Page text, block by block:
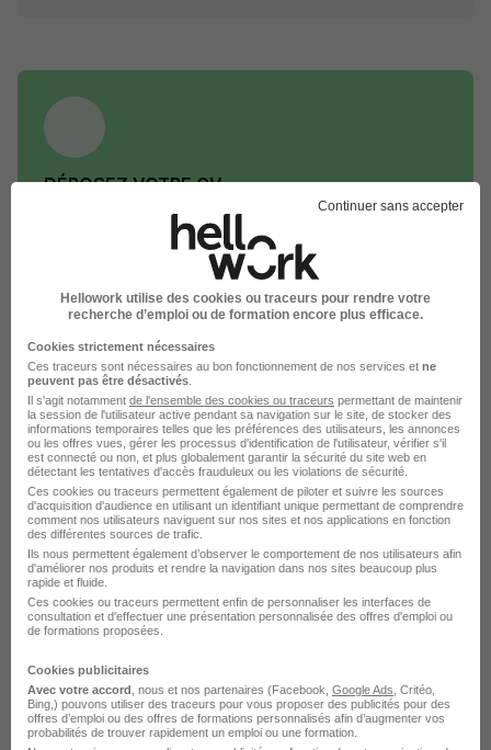
DÉPOSEZ VOTRE CV
Rendez votre CV accessible à l’ensemble des
recruteurs de la CVthèque Hellowork.
Rendre mon CV visible
Azaé recrute autour de Orchies
Azaé Croix
Azaé Douai
Azaé Dunkerque
Azaé Lille
Azaé Marcq-en-Barœul
Azaé Mons-en-Barœul
Voir plus
Continuer sans accepter
Hellowork utilise des cookies ou traceurs pour rendre votre
recherche d’emploi ou de formation encore plus efficace.
Cookies strictement nécessaires
Ces traceurs sont nécessaires au bon fonctionnement de nos services et ne
peuvent pas être désactivés
Il s'agit notamment de l'ensemble des cookies ou traceurs permettant de maintenir
la session de l'utilisateur active pendant sa navigation sur le site, de stocker des
informations temporaires telles que les préférences des utilisateurs, les annonces
ou les offres vues, gérer les processus d'identification de l'utilisateur, vérifier s'il
est connecté ou non, et plus globalement garantir la sécurité du site web en
détectant les tentatives d'accès frauduleux ou les violations de sécurité.
Ces cookies ou traceurs permettent également de piloter et suivre les sources
d'acquisition d'audience en utilisant un identifiant unique permettant de comprendre
comment nos utilisateurs naviguent sur nos sites et nos applications en fonction
des différentes sources de trafic.
Ils nous permettent également d’observer le comportement de nos utilisateurs afin
d'améliorer nos produits et rendre la navigation dans nos sites beaucoup plus
rapide et fluide.
Ces cookies ou traceurs permettent enfin de personnaliser les interfaces de
consultation et d'effectuer une présentation personnalisée des offres d'emploi ou
de formations proposées.
Cookies publicitaires
Avec votre accord , nous et nos partenaires (Facebook, Google Ads , Critéo,
Bing,) pouvons utiliser des traceurs pour vous proposer des publicités pour des
offres d’emploi ou des offres de formations personnalisés afin d’augmenter vos
probabilités de trouver rapidement un emploi ou une formation.